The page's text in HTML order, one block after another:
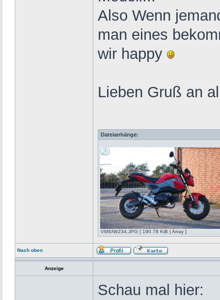
Also Wenn
man eines
wir happy
Lieben Gruß an
Dateianhänge:
VMSN9234.JPG [ 190.78 KiB | Array ]
Nach oben
Anzeige
Schau mal hier: